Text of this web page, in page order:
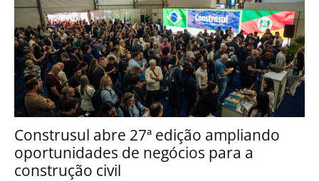
Construsul abre 27ª edição ampliando
oportunidades de negócios para a
construção civil